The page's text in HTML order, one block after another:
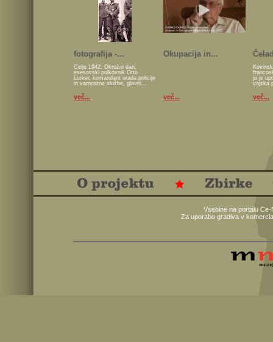
fotografija -...
Celje 1942; Okrožni dan,
esesovski polkovnik Otto
Lurker, komandant urada policije
in varnostne službe, glavni...
več...
Okupacija in...
več...
jo je
vojska
več...
Vsebine na portalu
Za uporabo gradiva v